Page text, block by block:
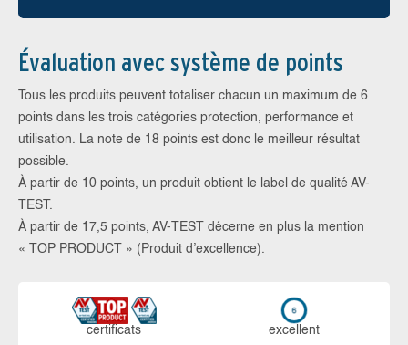
Évaluation avec système de points
Tous les produits peuvent totaliser chacun un maximum de 6
points dans les trois catégories protection, performance et
utilisation. La note de 18 points est donc le meilleur résultat
possible.
À partir de 10 points, un produit obtient le label de qualité AV-
TEST.
À partir de 17,5 points, AV-TEST décerne en plus la mention
« TOP PRODUCT » (Produit d’excellence).
certi­ficats ex­cellent